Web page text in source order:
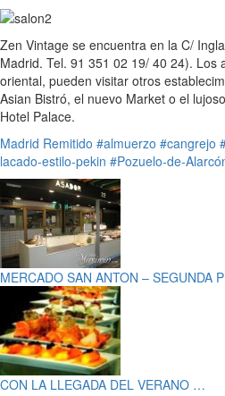
Zen Vintage se encuentra en la C/
Madrid. Tel. 91 351 02 19/ 40 24). Los
oriental, pueden visitar otros
Asian Bistró, el nuevo Market o el
Hotel Palace.
Madrid Remitido #almuerzo #cangrejo
lacado-estilo-pekin #Pozuelo-de-
MERCADO SAN ANTON – SEGUNDA
CON LA LLEGADA DEL VERANO …